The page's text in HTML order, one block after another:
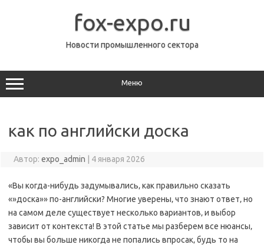
fox-expo.ru
Новости промышленного сектора
Меню
как по английски доска
Автор: expo_admin 4 января 2026
«Вы когда-нибудь задумывались‚ как правильно сказать
«»доска»» по-английски? Многие уверены‚ что знают ответ‚ но
на самом деле существует несколько вариантов‚ и выбор
зависит от контекста! В этой статье мы разберем все нюансы‚
чтобы вы больше никогда не попались впросак‚ будь то на